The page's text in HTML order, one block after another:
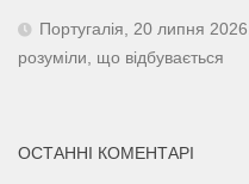
Португалія, 20 липня
розуміли, що відбувається
ОСТАННІ КОМЕНТАРІ